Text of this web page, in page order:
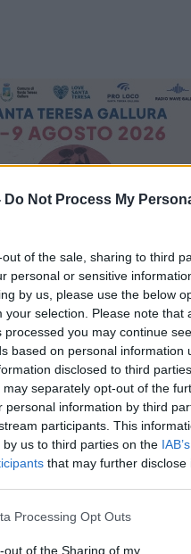
Do Not Process My
of the sale, sharing to third
personal or sensitive
by us, please use the below
your selection. Please note that
processed you may continue
based on personal information
disclosed to third
separately opt-out of the
personal information by third
participants. This
us to third parties on the
that may further disclose
website/app uses one or more
visit or usage behaviour. You
Processing Opt Outs
out of the Sharing of my
le pubblicità
asoli € 1,10 al mese
l'accesso andando